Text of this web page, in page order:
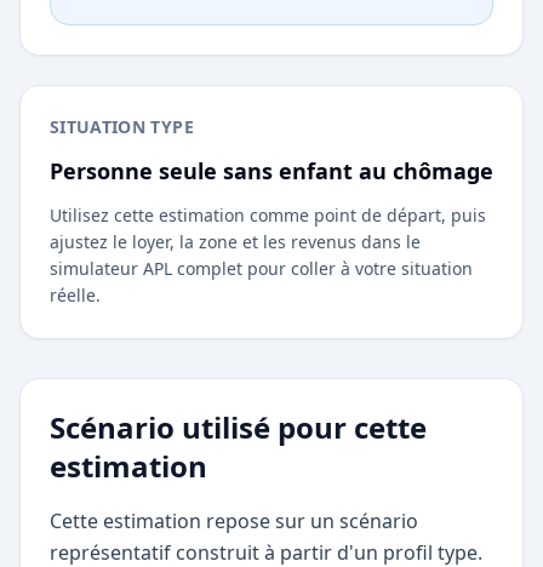
SITUATION TYPE
Personne seule sans enfant au chômage
Utilisez cette estimation comme point de départ, puis
ajustez le loyer, la zone et les revenus dans le
simulateur APL complet pour coller à votre situation
réelle.
Scénario utilisé pour cette
estimation
Cette estimation repose sur un scénario
représentatif construit à partir d'un profil type.